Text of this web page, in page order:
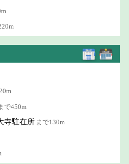
で450m
寺駐在所 まで130m